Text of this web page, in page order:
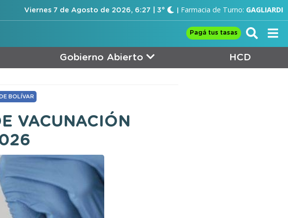
Pagá tus tasas
Viernes 7 de Agosto de 2026, 6:27 | 3° Farmacia de Turno: GAGLIARDI
Gobierno Abierto HCD
BOLÍVAR
VACUNACIÓN